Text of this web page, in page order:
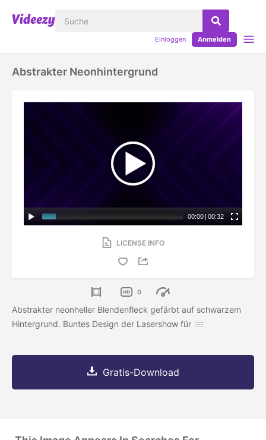
Einloggen Anmelden
Abstrakter Neonhintergrund
00:00 | 00:32
LICENSE INFO
0
Abstrakter neonheller Blendenfleck gefärbt auf schwarzem
Hintergrund. Buntes Design der Lasershow für
Gratis-Download